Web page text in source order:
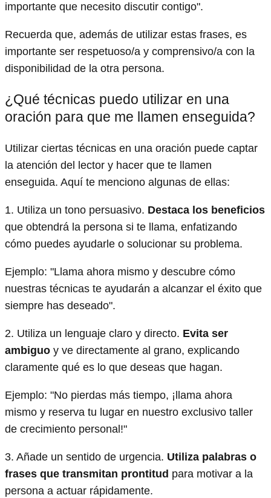
importante que necesito discutir contigo".
Recuerda que, además de utilizar estas frases, es
importante ser respetuoso/a y comprensivo/a con la
disponibilidad de la otra persona.
¿Qué técnicas puedo utilizar en una
oración para que me llamen enseguida?
Utilizar ciertas técnicas en una oración puede captar
la atención del lector y hacer que te llamen
enseguida. Aquí te menciono algunas de ellas:
1. Utiliza un tono persuasivo. Destaca los beneficios
que obtendrá la persona si te llama, enfatizando
cómo puedes ayudarle o solucionar su problema.
Ejemplo: "Llama ahora mismo y descubre cómo
nuestras técnicas te ayudarán a alcanzar el éxito que
siempre has deseado".
2. Utiliza un lenguaje claro y directo. Evita ser
ambiguo y ve directamente al grano, explicando
claramente qué es lo que deseas que hagan.
Ejemplo: "No pierdas más tiempo, ¡llama ahora
mismo y reserva tu lugar en nuestro exclusivo taller
de crecimiento personal!"
3. Añade un sentido de urgencia. Utiliza palabras o
frases que transmitan prontitud para motivar a la
persona a actuar rápidamente.